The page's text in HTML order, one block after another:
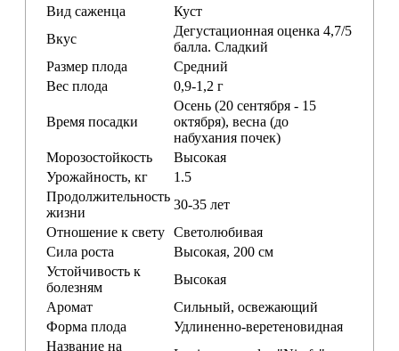
Вид саженца
Куст
Вкус
Дегустационная оценка 4,7/5
балла. Сладкий
Размер плода
Средний
Вес плода
0,9-1,2 г
Время посадки
Осень (20 сентября - 15
октября), весна (до
набухания почек)
Морозостойкость
Высокая
Урожайность, кг
1.5
Продолжительность
жизни
30-35 лет
Отношение к свету Светолюбивая
Сила роста
Высокая, 200 см
Устойчивость к
болезням
Высокая
Аромат
Сильный, освежающий
Форма плода
Удлиненно-веретеновидная
Название на